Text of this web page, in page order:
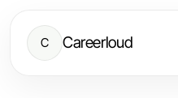
C Careerloud